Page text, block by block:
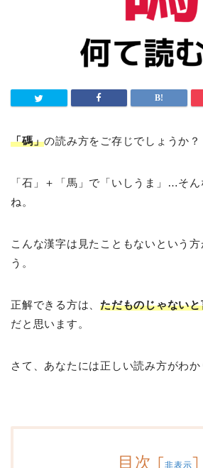
「碼」の読み方をご存じでしょうか？
「石」＋「馬」で「いしうま」…そ
ね。
こんな漢字は見たこともないという方
う。
正解できる方は、ただものじゃない
だと思います。
さて、あなたには正しい読み方がわか
目次 [非表示]